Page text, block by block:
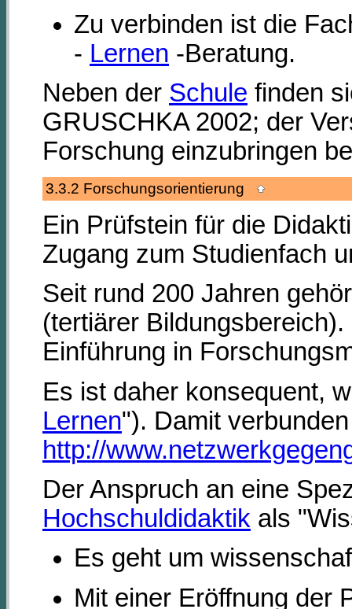
Zu verbinden ist die
- Lernen -Beratung.
Neben der Schule finden
GRUSCHKA 2002; der
Forschung einzubringen
3.3.2 Forschungsorientierung
Ein Prüfstein für die
Zugang zum Studienfach
Seit rund 200 Jahren
(tertiärer
Einführung in
Es ist daher konsequent,
Lernen"). Damit
http://
Der Anspruch an eine
Hochschuldidaktik als
Es geht um
Mit einer Eröffnung der